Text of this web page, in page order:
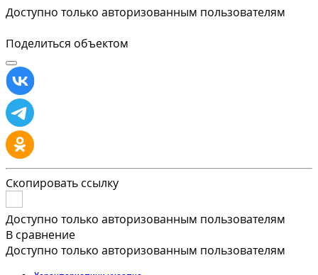
Доступно только авторизованным пользователям
Поделиться объектом
Скопировать ссылку
Доступно только авторизованным пользователям
В сравнение
Доступно только авторизованным пользователям